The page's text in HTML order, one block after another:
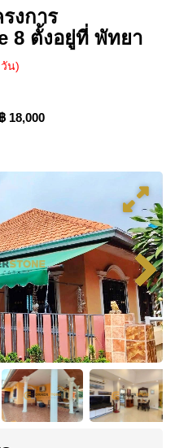
งการ
8 ตั้งอยู่ที่ พัทยา
น)
฿ 18,000